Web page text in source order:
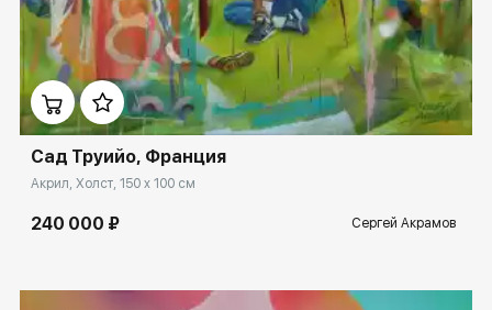
Домен: ekb.rakovgallery.ru
Сад Труийо, Франция
Акрил, Холст, 150 x 100 см
240 000 ₽ Сергей Акрамов